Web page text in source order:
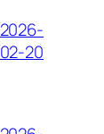
2026-
02-20